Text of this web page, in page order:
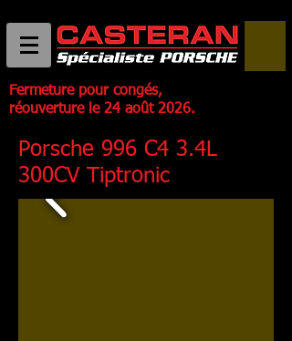
Fermeture pour congés,
réouverture le 24 août 2026.
Porsche 996 C4 3.4L
300CV Tiptronic